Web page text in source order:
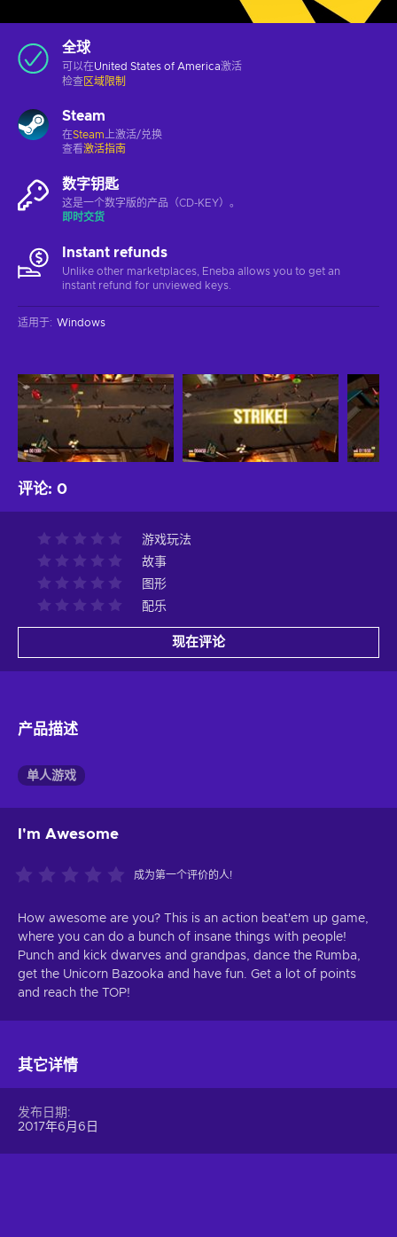
全球
可以在United States of America激活
检查 区域限制
Steam
在Steam 上激活/兑换
查看激活指南
数字钥匙
这是一个数字版的产品（CD-KEY）。
即时交货
Instant refunds
Unlike other marketplaces, Eneba allows you to get an
instant refund for unviewed keys.
适用于: Windows
评论: 0
游戏玩法
故事
图形
配乐
现在评论
产品描述
单人游戏
I'm Awesome
成为第一个评价的人!
How awesome are you? This is an action beat'em up game,
where you can do a bunch of insane things with people!
Punch and kick dwarves and grandpas, dance the Rumba,
get the Unicorn Bazooka and have fun. Get a lot of points
and reach the TOP!
其它详情
发布日期
2017年6月6日